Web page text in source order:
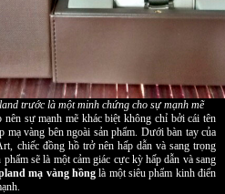
trước là một minh chứng cho sự mạnh mẽ
sự mạnh mẽ khác biệt không chỉ bởi cái tên
mạ vàng bên ngoài sản phẩm. Dưới bàn tay của
chiếc đồng hồ trở nên hấp dẫn và sang trọng
sẽ là một cảm giác cực kỳ hấp dẫn và sang
mạ vàng hồng là một siêu phẩm kinh điển